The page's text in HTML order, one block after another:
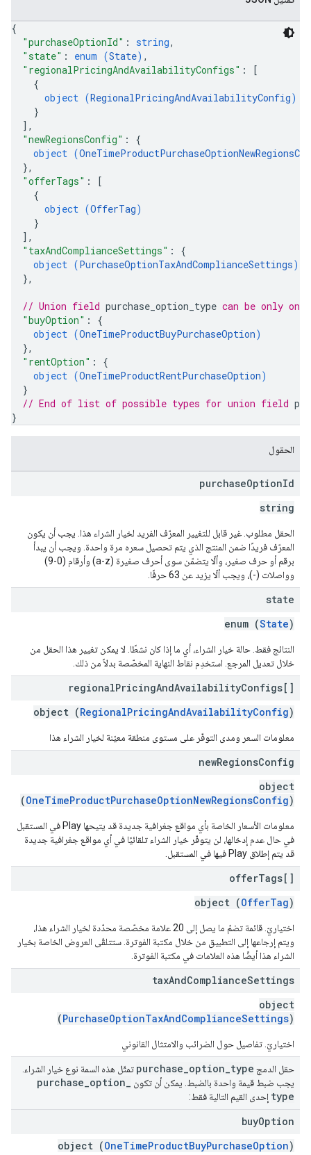
{
"purchaseOptionId" : string,
"state" : enum (State) ,
"regionalPricingAndAvailabilityConfigs" :
[
{
object (RegionalPricingAndAvailabilityConfig)
}
] ,
"newRegionsConfig" : {
object (
},
"offerTags" :
[
{
object (OfferTag)
}
] ,
"taxAndComplianceSettings" : {
object (PurchaseOptionTaxAndComplianceSettings)
},
// Union field purchase_option_type can be only
"buyOption" : {
object (OneTimeProductBuyPurchaseOption)
},
"rentOption" : {
object (OneTimeProductRentPurchaseOption)
}
// End of list of possible types for union field
}
الحقول
purchaseOptionId
string
الحقل مطلوب. غير قابل للتغيير المعرّف الفريد لخيار الشراء هذا. يجب أن يكون
المعرّف فريدًا ضمن المنتج الذي يتم تحصيل سعره مرة واحدة. ويجب أن يبدأ
برقم أو حرف صغير، وألّا يتضمّن سوى أحرف صغيرة (a-z) وأرقام (0-9)
وواصلات (-)، ويجب ألّا يزيد عن 63 حرفًا.
state
enum (State)
النتائج فقط. حالة خيار الشراء، أي ما إذا كان نشطًا. لا يمكن تغيير هذا الحقل من
خلال تعديل المرجع. استخدِم نقاط النهاية المخصّصة بدلاً من ذلك.
regionalPricingAndAvailabilityConfigs[]
object (RegionalPricingAndAvailabilityConfig)
معلومات السعر ومدى التوفّر على مستوى منطقة معيّنة لخيار الشراء هذا
newRegionsConfig
object
(OneTimeProductPurchaseOptionNewRegionsConfig)
معلومات الأسعار الخاصة بأي مواقع جغرافية جديدة قد يتيحها Play في المستقبل
في حال عدم إدخالها، لن يتوفّر خيار الشراء تلقائيًا في أي مواقع جغرافية جديدة
قد يتم إطلاق Play فيها في المستقبل.
offerTags[]
object (OfferTag)
اختياريّ. قائمة تضمّ ما يصل إلى 20 علامة مخصّصة محدّدة لخيار الشراء هذا،
ويتم إرجاعها إلى التطبيق من خلال مكتبة الفوترة. ستتلقّى العروض الخاصة بخيار
الشراء هذا أيضًا هذه العلامات في مكتبة الفوترة.
taxAndComplianceSettings
object
(PurchaseOptionTaxAndComplianceSettings)
اختياريّ. تفاصيل حول الضرائب والامتثال القانوني
حقل الدمج purchase option type
تمثّل هذه السمة نوع خيار الشراء.
يجب ضبط قيمة واحدة بالضبط. يمكن أن تكون
purchase option
type إحدى القيم التالية فقط:
buyOption
object (OneTimeProductBuyPurchaseOption)